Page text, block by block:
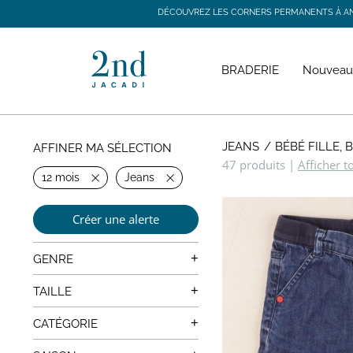
DÉCOUVREZ LES CORNERS PERMANENTS À
BRADERIE
AFFINER MA SÉLECTION
12 mois Jeans
Créer une alerte
GENRE +
Mixte
TAILLE +
0 mois
1 mois
CATÉGORIE +
JEANS BÉBÉ FILLE,
47 produits | Afficher